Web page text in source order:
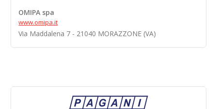
OMIPA spa
www.omipa.it
Via Maddalena 7 - 21040 MORAZZONE (VA)